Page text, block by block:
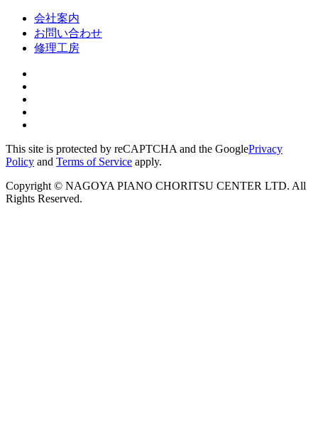
会社案内
お問い合わせ
修理工房
This site is protected by reCAPTCHA and the GooglePrivacy
Policy and Terms of Service apply.
Copyright © NAGOYA PIANO CHORITSU CENTER LTD. All
Rights Reserved.